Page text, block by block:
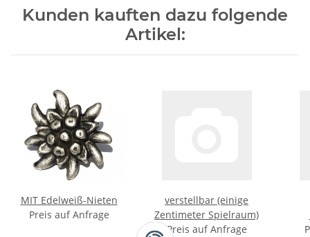
Kunden kauften dazu folgende
Artikel:
MIT Edelweiß-Nieten
Preis auf Anfrage
verstellbar (einige
Zentimeter Spielraum)
Preis auf Anfrage